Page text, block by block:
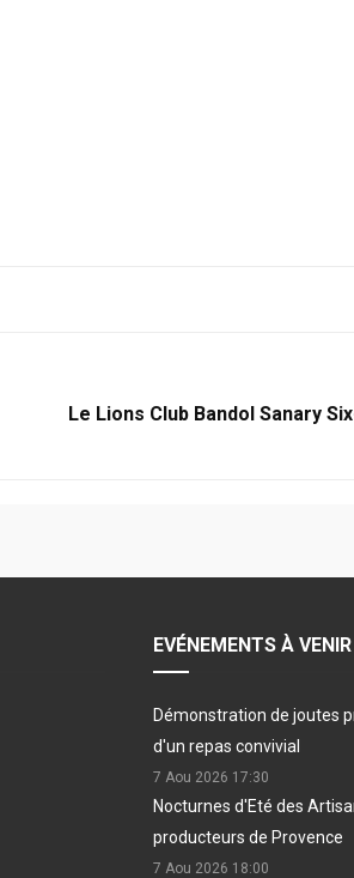
Le Lions Club Bandol Sanary
EVÉNEMENTS À VENIR
Démonstration de joutes
d'un repas convivial
7 Aou 2026 17:30
Nocturnes d'Eté des
producteurs de Provence
7 Aou 2026 18:00